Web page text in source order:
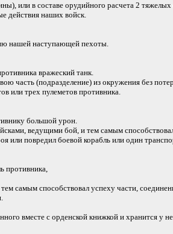
или в составе орудийного расчета 2
действия наших войск.
нашей наступающей пехоты.
вражеский танк.
часть (подразделение) из окружения без
или трех пулеметов противника.
большой урон.
ведущими бой, и тем самым
или повредил боевой корабль или один
противника,
самым способствовал успеху части,
вместе с орденской книжкой и хранится у